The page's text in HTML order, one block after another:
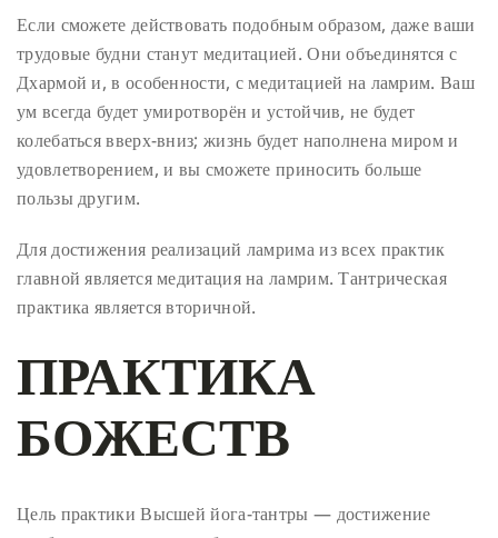
Если сможете действовать подобным образом, даже ваши
трудовые будни станут медитацией. Они объединятся с
Дхармой и, в особенности, с медитацией на ламрим. Ваш
ум всегда будет умиротворён и устойчив, не будет
колебаться вверх-вниз; жизнь будет наполнена миром и
удовлетворением, и вы сможете приносить больше
пользы другим.
Для достижения реализаций ламрима из всех практик
главной является медитация на ламрим. Тантрическая
практика является вторичной.
ПРАКТИКА
БОЖЕСТВ
Цель практики Высшей йога-тантры — достижение